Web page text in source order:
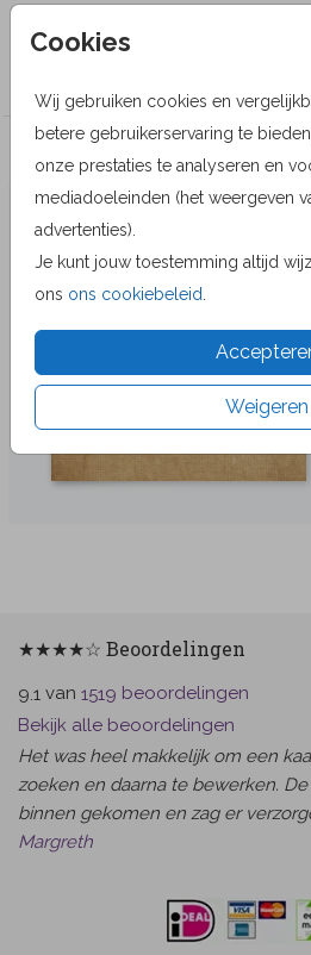
Cookies
Wij gebruiken cookies en
betere gebruikerservaring te
onze prestaties te analyseren en
mediadoeleinden (het weergeven
advertenties).
Je kunt jouw toestemming altijd
ons ons cookiebeleid
Weigeren
Collectie
Veel gekozen producten
★★★★☆ Beoordelingen
9.1 van 1519 beoordelingen
Bekijk alle beoordelingen
Het was heel makkelijk om een
zoeken en daarna te bewerken.
binnen gekomen en zag er
Margreth